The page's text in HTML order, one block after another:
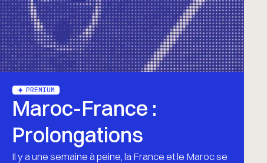
PREMIUM
Maroc-France :
Prolongations
Il y a une semaine à peine, la France et le Maroc se